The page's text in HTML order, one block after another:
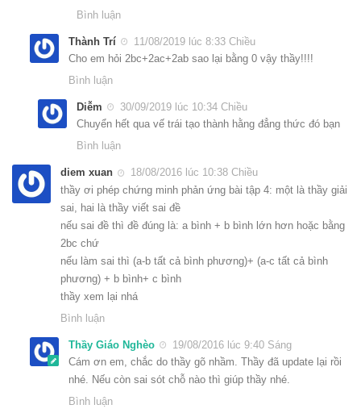
Bình luận
Thành Trí
11/08/2019 lúc 8:33 Chiều
Cho em hỏi 2bc+2ac+2ab sao lại bằng 0 vậy thầy!!!!
Bình luận
Diễm
30/09/2019 lúc 10:34 Chiều
Chuyển hết qua vế trái tạo thành hằng đẳng thức đó bạn
Bình luận
diem xuan
18/08/2016 lúc 10:38 Chiều
thầy ơi phép chứng minh phản ứng bài tập 4: một là thầy giải
sai, hai là thầy viết sai đề
nếu sai đề thì đề đúng là: a bình + b bình lớn hơn hoặc bằng
2bc chứ
nếu làm sai thì (a-b tất cả bình phương)+ (a-c tất cả bình
phương) + b bình+ c bình
thầy xem lại nhá
Bình luận
Thầy Giáo Nghèo
19/08/2016 lúc 9:40 Sáng
Cám ơn em, chắc do thầy gõ nhầm. Thầy đã update lại rồi
nhé. Nếu còn sai sót chỗ nào thì giúp thầy nhé.
Bình luận